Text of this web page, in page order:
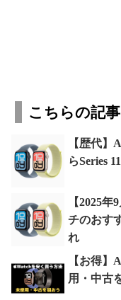
こちらの記
【歴代】
らSeries
【2025
チのおす
れ
【お得】
用・中古